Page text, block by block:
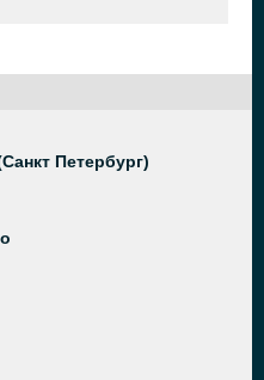
Петербург)